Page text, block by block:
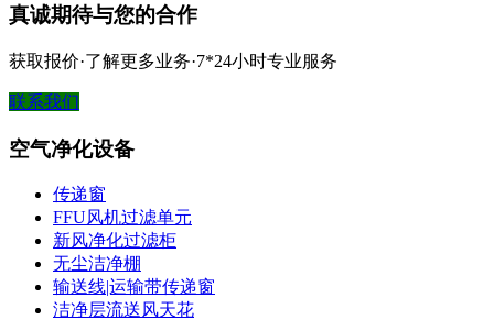
真诚期待与您的合作
获取报价·了解更多业务·7*24小时专业服务
联系我们
空气净化设备
传递窗
FFU风机过滤单元
新风净化过滤柜
无尘洁净棚
输送线|运输带传递窗
洁净层流送风天花